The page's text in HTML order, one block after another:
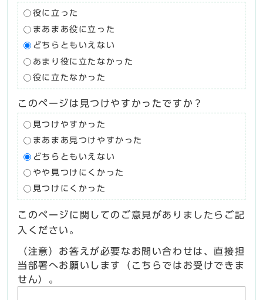
役に立った
まあまあ役に立った
どちらともいえない
あまり役に立たなかった
役に立たなかった
このページは見つけやすかったですか？
見つけやすかった
まあまあ見つけやすかった
どちらともいえない
やや見つけにくかった
見つけにくかった
このページに関してのご意見がありましたらご記
入ください。
（注意）お答えが必要なお問い合わせは、直接担
当部署へお願いします（こちらではお受けできま
せん）。